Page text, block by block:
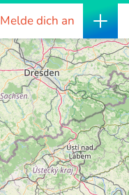
Melde dich an